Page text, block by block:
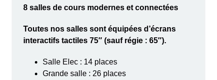
8 salles de cours modernes et connectées
Toutes nos salles sont équipées d’écrans
interactifs tactiles 75″ (sauf régie : 65″).
Salle Elec : 14 places
Grande salle : 26 places